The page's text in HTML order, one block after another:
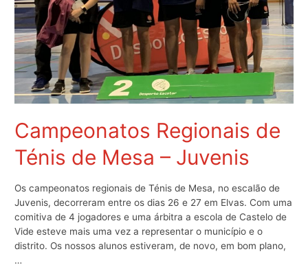
Campeonatos Regionais de
Ténis de Mesa – Juvenis
Os campeonatos regionais de Ténis de Mesa, no escalão de
Juvenis, decorreram entre os dias 26 e 27 em Elvas. Com uma
comitiva de 4 jogadores e uma árbitra a escola de Castelo de
Vide esteve mais uma vez a representar o município e o
distrito. Os nossos alunos estiveram, de novo, em bom plano,
…